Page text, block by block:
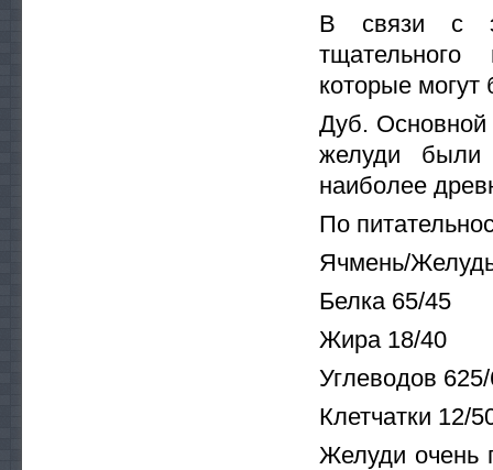
В связи с
тщательного
которые
Дуб.
желуди были
наиболее
По
Ячмень/
Белка 65/45
Жира 18/40
Углеводов
Клетчатки 12/
Желуди очень